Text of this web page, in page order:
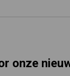
onze